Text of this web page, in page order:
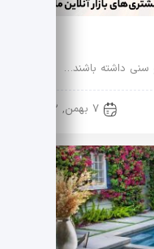
سنی داشته باشند…
7 بهمن, 1402